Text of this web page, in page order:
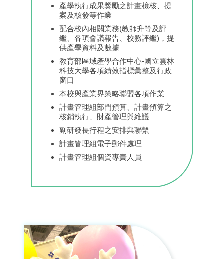
產學執行成果獎勵之計畫檢核、提
案及核發等作業
配合校內相關業務(教師升等及評
鑑、各項會議報告、校務評鑑)，提
供產學資料及數據
教育部區域產學合作中心-國立雲林
科技大學各項績效指標彙整及行政
窗口
本校與產業界策略聯盟各項作業
計畫管理組部門預算、計畫預算之
核銷執行、財產管理與維護
副研發長行程之安排與聯繫
計畫管理組電子郵件處理
計畫管理組個資專責人員